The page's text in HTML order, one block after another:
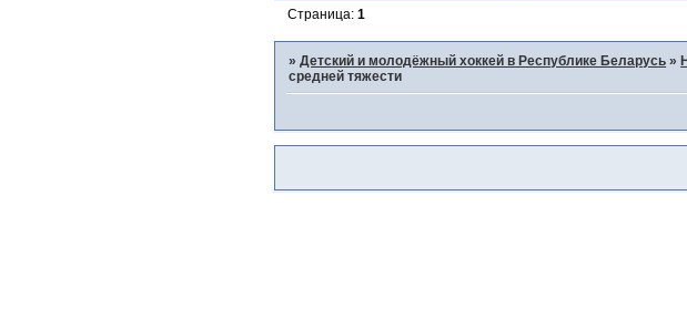
Страница:1
»Детский и молодёжный хоккей в Республике Беларусь »
средней тяжести